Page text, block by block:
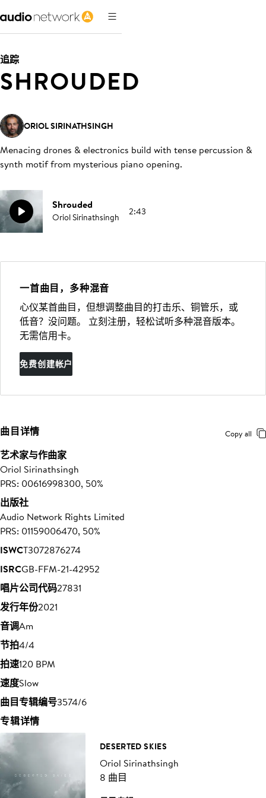
追踪
SHROUDED
ORIOL SIRINATHSINGH
Menacing drones & electronics build with tense percussion &
synth motif from mysterious piano opening.
Shrouded
Oriol Sirinathsingh 2:43
一首曲目，多种混音
心仪某首曲目，但想调整曲目的打击乐、铜管乐，或
低音？没问题。 立刻注册，轻松试听多种混音版本。
无需信用卡。
免费创建帐户
曲目详情 Copy all
艺术家与作曲家
Oriol Sirinathsingh
PRS: 00616998300, 50%
出版社
Audio Network Rights Limited
PRS: 01159006470, 50%
ISWCT3072876274
ISRCGB-FFM-21-42952
唱片公司代码27831
发行年份2021
音调Am
节拍4/4
拍速120 BPM
速度Slow
曲目专辑编号3574/6
专辑详情
DESERTED SKIES
Oriol Sirinathsingh
8 曲目